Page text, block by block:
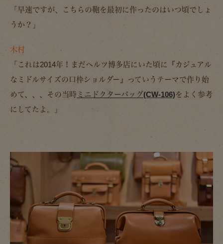
「早速ですが、こちらの鞄を最初に作ったのはいつ頃でしょ
うか？」
木村
「これは2014年！まだヘルツ博多店にいた頃に
『カジュアル
なミドルサイズの口枠ショルダー』
っていうテーマで作り始
めて、、、その当時 ミニドクターバッグ(CW-106)をよく参考
にしてたよ。」